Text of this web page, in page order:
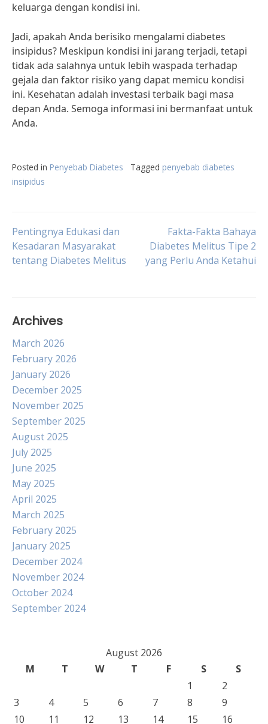
keluarga dengan kondisi ini.
Jadi, apakah Anda berisiko mengalami diabetes
insipidus? Meskipun kondisi ini jarang terjadi, tetapi
tidak ada salahnya untuk lebih waspada terhadap
gejala dan faktor risiko yang dapat memicu kondisi
ini. Kesehatan adalah investasi terbaik bagi masa
depan Anda. Semoga informasi ini bermanfaat untuk
Anda.
Posted in Penyebab Diabetes Tagged penyebab diabetes
insipidus
Post
navigation
Pentingnya Edukasi dan
Kesadaran Masyarakat
tentang Diabetes Melitus
Fakta-Fakta Bahaya
Diabetes Melitus Tipe 2
yang Perlu Anda Ketahui
Archives
March 2026
February 2026
January 2026
December 2025
November 2025
September 2025
August 2025
July 2025
June 2025
May 2025
April 2025
March 2025
February 2025
January 2025
December 2024
November 2024
October 2024
September 2024
August 2026
M
T W T F S
S
1
2
3
4 5 6 7 8
9
10
11 12 13 14 15 16